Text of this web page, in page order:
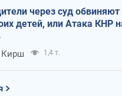
через суд обвиняют
детей, или Атака КНР
Кирш 1,4 т.